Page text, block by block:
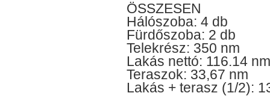
ÖSSZESEN
Hálószoba: 4 db
Fürdőszoba: 2 db
Telekrész: 350 nm
Lakás nettó: 116.14 nm
Teraszok: 33,67 nm
Lakás + terasz (1/2):